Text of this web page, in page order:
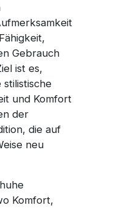
Gebrauch
ist es,
und Komfort
der
die auf
neu
Komfort,